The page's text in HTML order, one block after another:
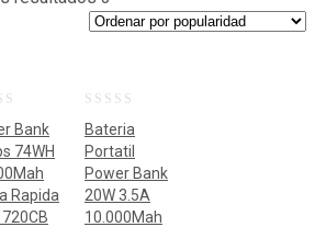
Bank
74WH
Rapida
out
of
5
Bateria
Portatil
Power Bank
20W 3.5A
10.000Mah